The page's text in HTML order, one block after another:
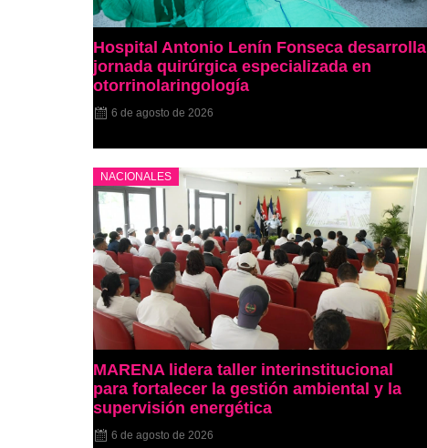
Hospital Antonio Lenín Fonseca desarrolla
jornada quirúrgica especializada en
otorrinolaringología
6 de agosto de 2026
NACIONALES
MARENA lidera taller interinstitucional
para fortalecer la gestión ambiental y la
supervisión energética
6 de agosto de 2026